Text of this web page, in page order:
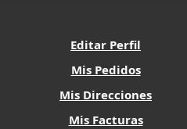
Editar Perfil
Mis Pedidos
Mis Direcciones
Mis Facturas